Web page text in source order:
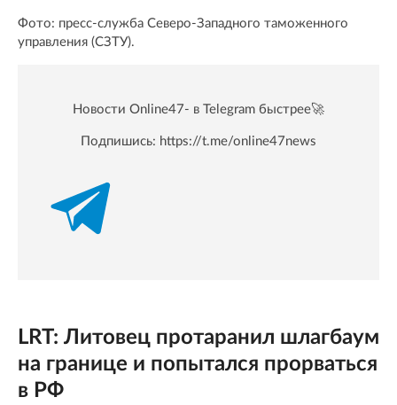
Фото: пресс-служба Северо-Западного таможенного
управления (СЗТУ).
Новости Online47- в Telegram быстрее🚀
Подпишись: https://t.me/online47news
LRT: Литовец протаранил шлагбаум
на границе и попытался прорваться
в РФ